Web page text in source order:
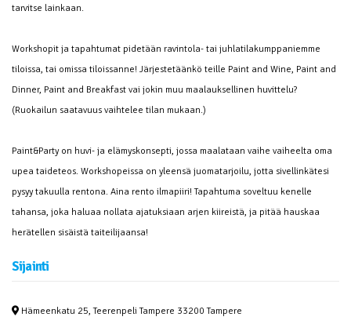
tarvitse lainkaan.
Workshopit ja tapahtumat pidetään ravintola- tai juhlatilakumppaniemme
tiloissa, tai omissa tiloissanne! Järjestetäänkö teille Paint and Wine, Paint and
Dinner, Paint and Breakfast vai jokin muu maalauksellinen huvittelu?
(Ruokailun saatavuus vaihtelee tilan mukaan.)
Paint&Party on huvi- ja elämyskonsepti, jossa maalataan vaihe vaiheelta oma
upea taideteos. Workshopeissa on yleensä juomatarjoilu, jotta sivellinkätesi
pysyy takuulla rentona. Aina rento ilmapiiri! Tapahtuma soveltuu kenelle
tahansa, joka haluaa nollata ajatuksiaan arjen kiireistä, ja pitää hauskaa
herätellen sisäistä taiteilijaansa!
Sijainti
Hämeenkatu 25, Teerenpeli Tampere 33200 Tampere